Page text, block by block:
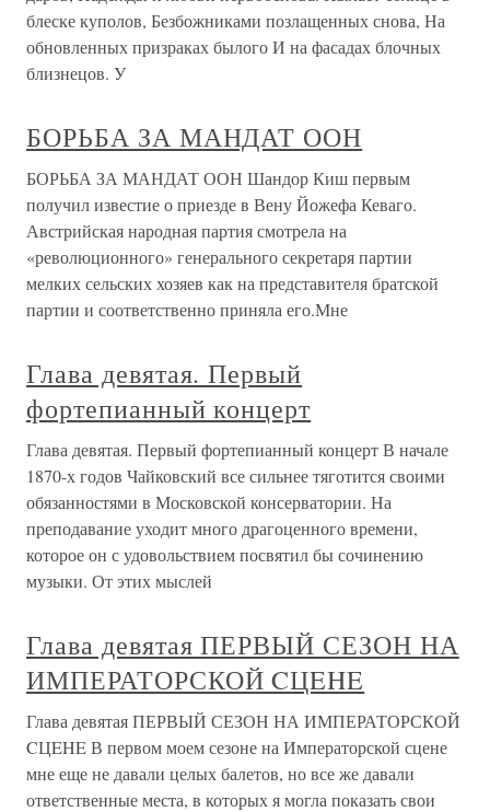
блеске куполов, Безбожниками позлащенных снова, На
обновленных призраках былого И на фасадах блочных
близнецов. У
БОРЬБА ЗА МАНДАТ ООН
БОРЬБА ЗА МАНДАТ ООН Шандор Киш первым
получил известие о приезде в Вену Йожефа Кеваго.
Австрийская народная партия смотрела на
«революционного» генерального секретаря партии
мелких сельских хозяев как на представителя братской
партии и соответственно приняла его.Мне
Глава девятая. Первый
фортепианный концерт
Глава девятая. Первый фортепианный концерт В начале
1870-х годов Чайковский все сильнее тяготится своими
обязанностями в Московской консерватории. На
преподавание уходит много драгоценного времени,
которое он с удовольствием посвятил бы сочинению
музыки. От этих мыслей
Глава девятая ПЕРВЫЙ СЕЗОН НА
ИМПЕРАТОРСКОЙ CЦEHE
Глава девятая ПЕРВЫЙ СЕЗОН НА ИМПЕРАТОРСКОЙ
CЦEHE В первом моем сезоне на Императорской сцене
мне еще не давали целых балетов, но все же давали
ответственные места, в которых я могла показать свои